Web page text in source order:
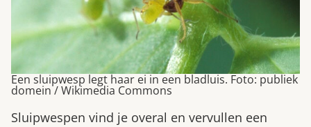
Een sluipwesp legt haar ei in een bladluis. Foto: publiek
domein / Wikimedia Commons
Sluipwespen vind je overal en vervullen een